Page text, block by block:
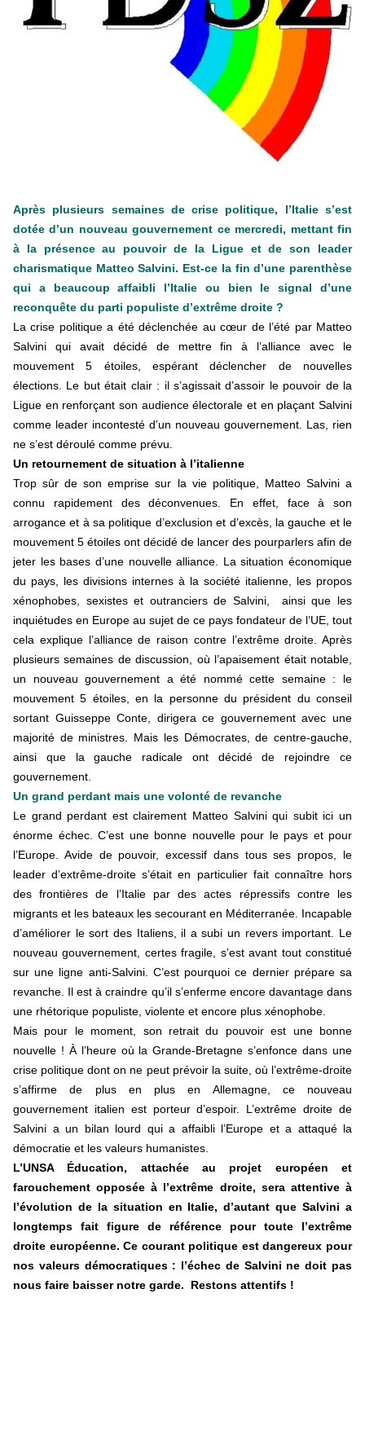
25 juin 2026
En Hongrie, le conservateur Peter Magyar et son parti
Tisza "Respect et liberté" ont remporté une large victoire,
contre le premier ministre sortant, Viktor Orban,…
Après plusieurs semaines de crise politique, l’Italie s’est
dotée d’un nouveau gouvernement ce mercredi, mettant fin
à la présence au pouvoir de la Ligue et de son leader
charismatique Matteo Salvini. Est-ce la fin d’une parenthèse
qui a beaucoup affaibli l’Italie ou bien le signal d’une
reconquête du parti populiste d’extrême droite ?
La crise politique a été déclenchée au cœur de l’été par Matteo
Salvini qui avait décidé de mettre fin à l’alliance avec le
mouvement 5 étoiles, espérant déclencher de nouvelles
élections. Le but était clair : il s’agissait d’assoir le pouvoir de la
Ligue en renforçant son audience électorale et en plaçant Salvini
comme leader incontesté d’un nouveau gouvernement. Las, rien
ne s’est déroulé comme prévu.
Un retournement de situation à l’italienne
Trop sûr de son emprise sur la vie politique, Matteo Salvini a
connu rapidement des déconvenues. En effet, face à son
arrogance et à sa politique d’exclusion et d’excès, la gauche et le
mouvement 5 étoiles ont décidé de lancer des pourparlers afin de
jeter les bases d’une nouvelle alliance. La situation économique
du pays, les divisions internes à la société italienne, les propos
xénophobes, sexistes et outranciers de Salvini, ainsi que les
inquiétudes en Europe au sujet de ce pays fondateur de l’UE, tout
cela explique l’alliance de raison contre l’extrême droite. Après
plusieurs semaines de discussion, où l’apaisement était notable,
un nouveau gouvernement a été nommé cette semaine : le
mouvement 5 étoiles, en la personne du président du conseil
sortant Guisseppe Conte, dirigera ce gouvernement avec une
majorité de ministres. Mais les Démocrates, de centre-gauche,
ainsi que la gauche radicale ont décidé de rejoindre ce
gouvernement.
Un grand perdant mais une volonté de revanche
Le grand perdant est clairement Matteo Salvini qui subit ici un
énorme échec. C’est une bonne nouvelle pour le pays et pour
l’Europe. Avide de pouvoir, excessif dans tous ses propos, le
leader d’extrême-droite s’était en particulier fait connaître hors
des frontières de l’Italie par des actes répressifs contre les
migrants et les bateaux les secourant en Méditerranée. Incapable
d’améliorer le sort des Italiens, il a subi un revers important. Le
nouveau gouvernement, certes fragile, s’est avant tout constitué
sur une ligne anti-Salvini. C’est pourquoi ce dernier prépare sa
revanche. Il est à craindre qu’il s’enferme encore davantage dans
une rhétorique populiste, violente et encore plus xénophobe.
Mais pour le moment, son retrait du pouvoir est une bonne
nouvelle ! À l’heure où la Grande-Bretagne s’enfonce dans une
crise politique dont on ne peut prévoir la suite, où l’extrême-droite
s’affirme de plus en plus en Allemagne, ce nouveau
gouvernement italien est porteur d’espoir. L’extrême droite de
Salvini a un bilan lourd qui a affaibli l’Europe et a attaqué la
démocratie et les valeurs humanistes.
L’UNSA Éducation, attachée au projet européen et
farouchement opposée à l’extrême droite, sera attentive à
l’évolution de la situation en Italie, d’autant que Salvini a
longtemps fait figure de référence pour toute l’extrême
droite européenne. Ce courant politique est dangereux pour
nos valeurs démocratiques : l’échec de Salvini ne doit pas
nous faire baisser notre garde. Restons attentifs !